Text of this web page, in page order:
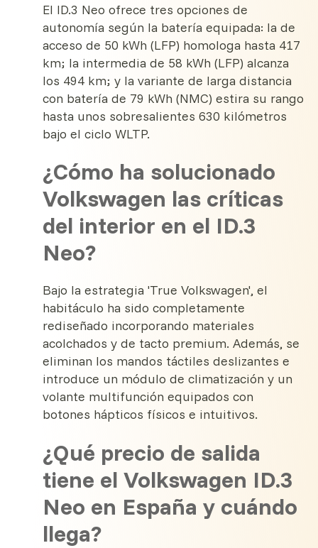
El ID.3 Neo ofrece tres opciones de
autonomía según la batería equipada: la de
acceso de 50 kWh (LFP) homologa hasta 417
km; la intermedia de 58 kWh (LFP) alcanza
los 494 km; y la variante de larga distancia
con batería de 79 kWh (NMC) estira su rango
hasta unos sobresalientes 630 kilómetros
bajo el ciclo WLTP.
¿Cómo ha solucionado
Volkswagen las críticas
del interior en el ID.3
Neo?
Bajo la estrategia 'True Volkswagen', el
habitáculo ha sido completamente
rediseñado incorporando materiales
acolchados y de tacto premium. Además, se
eliminan los mandos táctiles deslizantes e
introduce un módulo de climatización y un
volante multifunción equipados con
botones hápticos físicos e intuitivos.
¿Qué precio de salida
tiene el Volkswagen ID.3
Neo en España y cuándo
llega?